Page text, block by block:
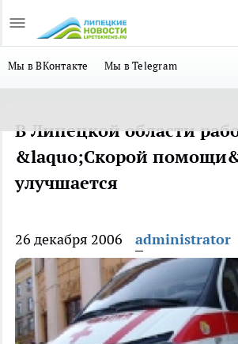
Мы в ВКонтакте Мы в Telegram
В Липецкой области
&laquo;Скорой
улучшается
26 декабря 2006 administrator